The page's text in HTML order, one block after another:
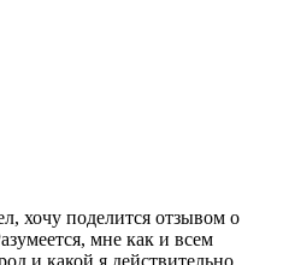
хочу поделится отзывом о
мне как и всем
и какой я действительно